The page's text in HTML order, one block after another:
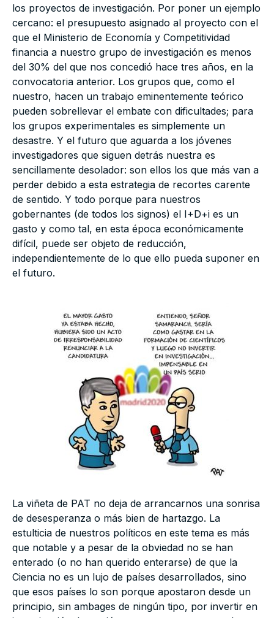
los proyectos de investigación. Por poner un ejemplo
cercano: el presupuesto asignado al proyecto con el
que el Ministerio de Economía y Competitividad
financia a nuestro grupo de investigación es menos
del 30% del que nos concedió hace tres años, en la
convocatoria anterior. Los grupos que, como el
nuestro, hacen un trabajo eminentemente teórico
pueden sobrellevar el embate con dificultades; para
los grupos experimentales es simplemente un
desastre. Y el futuro que aguarda a los jóvenes
investigadores que siguen detrás nuestra es
sencillamente desolador: son ellos los que más van a
perder debido a esta estrategia de recortes carente
de sentido. Y todo porque para nuestros
gobernantes (de todos los signos) el I+D+i es un
gasto y como tal, en esta época económicamente
difícil, puede ser objeto de reducción,
independientemente de lo que ello pueda suponer en
el futuro.
La viñeta de PAT no deja de arrancarnos una sonrisa
de desesperanza o más bien de hartazgo. La
estulticia de nuestros políticos en este tema es más
que notable y a pesar de la obviedad no se han
enterado (o no han querido enterarse) de que la
Ciencia no es un lujo de países desarrollados, sino
que esos países lo son porque apostaron desde un
principio, sin ambages de ningún tipo, por invertir en